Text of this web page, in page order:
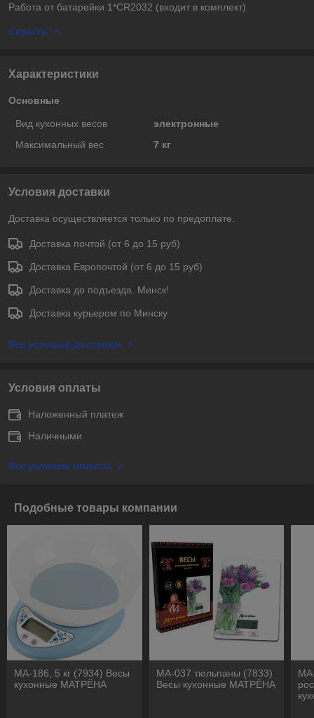
Работа от батарейки 1*CR2032 (входит в комплект)
Скрыть
Характеристики
Основные
Вид кухонных весов
электронные
Максимальный вес
7 кг
Условия доставки
Доставка осуществляется только по предоплате.
Доставка почтой (от 6 до 15 руб)
Доставка Европочтой (от 6 до 15 руб)
Доставка до подъезда. Минск!
Доставка курьером по Минску
Все условия доставки
Условия оплаты
Наложенный платеж
Наличными
Все условия оплаты
Подобные товары компании
МА-186, 5 кг (7934) Весы
кухонные МАТРЁНА
МА-037 тюльпаны (7833)
Весы кухонные МАТРЁНА